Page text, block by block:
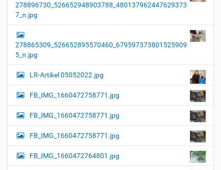
278896730_526652948903788_480137962447629373
7_n.jpg
278865309_526652895570460_679597373801525909
5_n.jpg
LR-Artikel 05052022.jpg
FB_IMG_1660472758771.jpg
FB_IMG_1660472758771.jpg
FB_IMG_1660472758771.jpg
FB_IMG_1660472764801.jpg